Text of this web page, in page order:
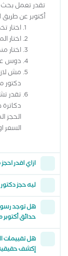
تقدر تعمل
أكتوبر عن طريق
اختار
اختار
اختار
دوس
مش
دكتور
تقدر
الحجز
السعر
ازاي اقدر
ليه حجز
هل توجد
حدائق
هل تقييمات
إكشف